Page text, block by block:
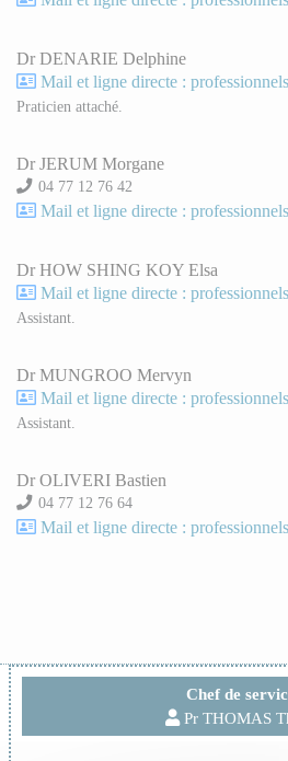
Chef de
Pr THOMAS
Dr DENARIE Delphine
Mail et ligne directe :
Praticien attaché.
Dr JERUM Morgane
04 77 12 76 42
Mail et ligne directe :
Dr HOW SHING KOY Elsa
Mail et ligne directe :
Assistant.
Dr MUNGROO Mervyn
Mail et ligne directe :
Assistant.
Dr OLIVERI Bastien
04 77 12 76 64
Mail et ligne directe :